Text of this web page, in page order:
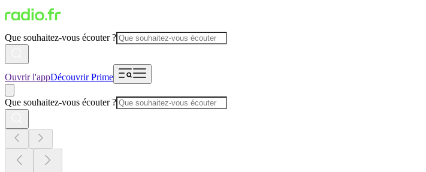
Que souhaitez-vous écouter ?
Ouvrir l'appDécouvrir Prime
Que souhaitez-vous écouter ?